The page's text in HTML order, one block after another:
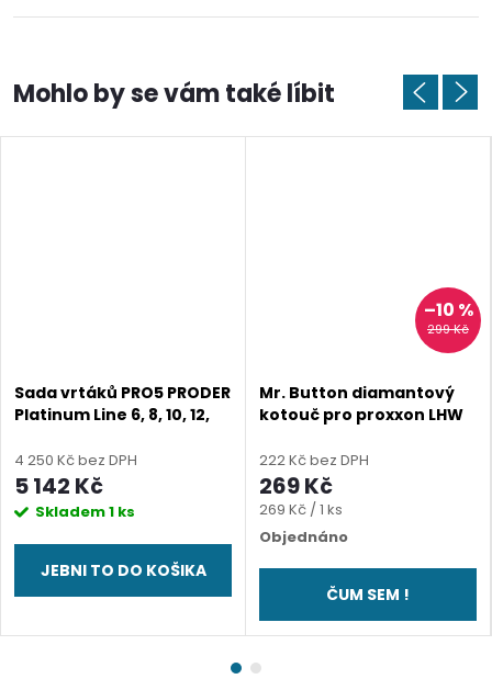
Sada vrtáků PRO5 PRODER
Platinum Line 6, 8, 10, 12,
adaptér M14
4 250 Kč bez DPH
5 142 Kč
Skladem1 ks
JEBNI TO DO KOŠIKA
299 Kč
–10 %
Mr. Button diamantový
kotouč pro proxxon LHW
222 Kč bez DPH
269 Kč
Měrná
cena:
269 Kč / 1 ks
Objednáno
ČUM SEM !